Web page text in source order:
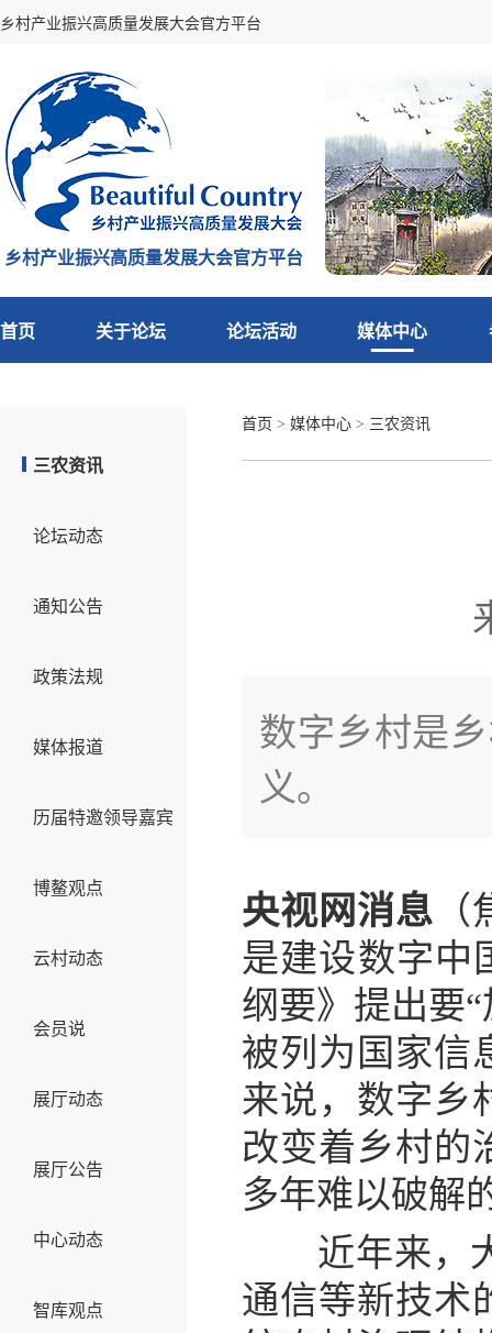
乡村产业振兴高质量发展大会官方平台
乡村产业振兴高质量发展大会官方平台
首页 关于论坛 论坛活动 媒体中心
三农资讯
论坛动态
通知公告
政策法规
媒体报道
历届特邀领导嘉宾
博鳌观点
云村动态
会员说
展厅动态
展厅公告
中心动态
智库观点
首页 > 媒体中心 > 三农资讯
数字乡村是
义。
央视网消息
是建设数字中
纲要》提出要
被列为国家信
来说，数字乡
改变着乡村的
多年难以破解
近年来，大
通信等新技术